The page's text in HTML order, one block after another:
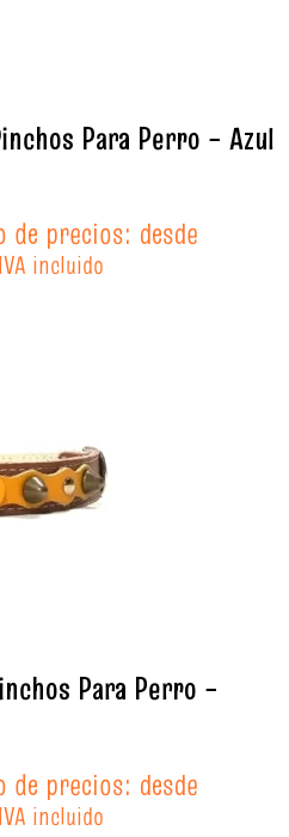
Para Perro – Azul
de precios: desde
IVA incluido
Para Perro –
de precios: desde
IVA incluido